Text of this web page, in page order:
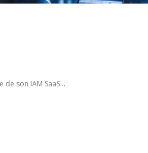
son IAM SaaS...